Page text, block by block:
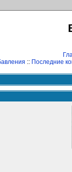
:: Последние